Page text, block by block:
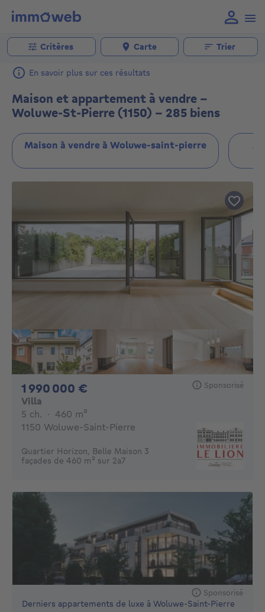
Critères Carte Trier
En savoir plus sur ces résultats
Maison et appartement à vendre -
Woluwe-St-Pierre (1150) - 285 biens
Maison à vendre à Woluwe-saint-pierre
1 990 000 € Sponsorisé
Villa
5 ch. 5 chambres
· 460 m²
1150 Woluwe-Saint-Pierre
Quartier Horizon, Belle Maison 3
façades de 460 m² sur 2a7
Sponsorisé
Derniers appartements de luxe à Woluwe-Saint-Pierre